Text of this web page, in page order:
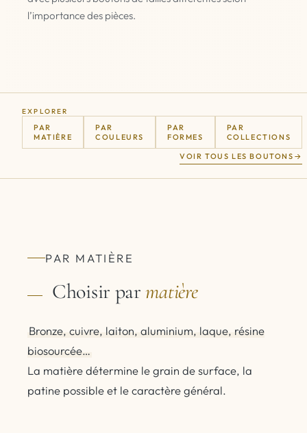
l’importance des pièces.
EXPLORER
PAR
MATIÈRE
PAR
COULEURS
PAR
FORMES
PAR
COLLECTIONS
VOIR TOUS LES BOUTONS
PAR MATIÈRE
Choisir parmatière
Bronze, cuivre, laiton, aluminium, laque, résine
biosourcée…
La matière détermine le grain de surface, la
patine possible et le caractère général.